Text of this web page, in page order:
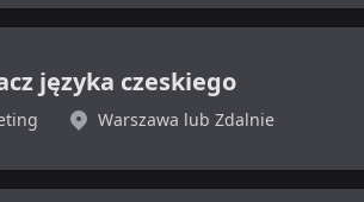
języka czeskiego
Warszawa lub Zdalnie